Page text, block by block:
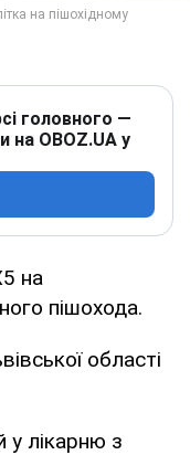
головного —
на OBOZ.UA у
на
пішохода.
області
у лікарню з